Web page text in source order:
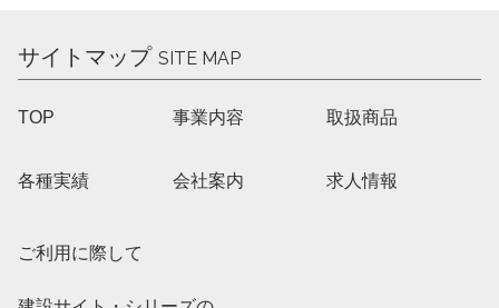
サイトマップ SITE MAP
TOP 事業内容 取扱商品
各種実績 会社案内 求人情報
ご利用に際して